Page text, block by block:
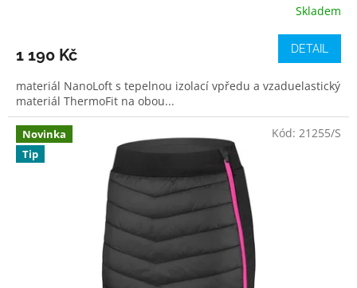
Skladem
1 190 Kč DETAIL
materiál NanoLoft s tepelnou izolací vpředu a vzaduelastický
materiál ThermoFit na obou...
Novinka
Tip
Kód: 21255/S